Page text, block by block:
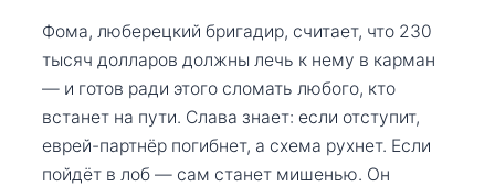
Фома, люберецкий бригадир, считает, что 230
тысяч долларов должны лечь к нему в карман
— и готов ради этого сломать любого, кто
встанет на пути. Слава знает: если отступит,
еврей-партнёр погибнет, а схема рухнет. Если
пойдёт в лоб — сам станет мишенью. Он